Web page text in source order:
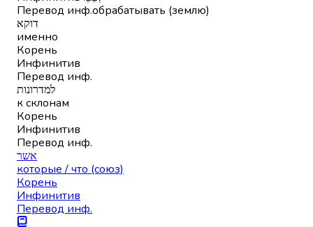
Перевод инф.обрабатывать (землю)
דוקא
именно
Корень
Инфинитив
Перевод инф.
למדרונות
к склонам
Корень
Инфинитив
Перевод инф.
אשר
которые / что (союз)
Корень
Инфинитив
Перевод инф.